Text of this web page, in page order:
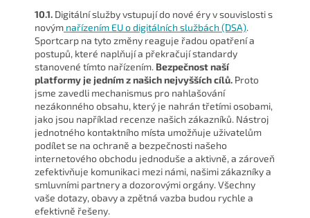
10.1. Digitální služby vstupují do nové éry v souvislosti s
novým nařízením EU o digitálních službách (DSA).
Sportcarp na tyto změny reaguje řadou opatření a
postupů, které naplňují a překračují standardy
stanovené tímto nařízením. Bezpečnost naší
platformy je jedním z našich nejvyšších cílů. Proto
jsme zavedli mechanismus pro nahlašování
nezákonného obsahu, který je nahrán třetími osobami,
jako jsou například recenze našich zákazníků. Nástroj
jednotného kontaktního místa umožňuje uživatelům
podílet se na ochraně a bezpečnosti našeho
internetového obchodu jednoduše a aktivně, a zároveň
zefektivňuje komunikaci mezi námi, našimi zákazníky a
smluvními partnery a dozorovými orgány. Všechny
vaše dotazy, obavy a zpětná vazba budou rychle a
efektivně řešeny.